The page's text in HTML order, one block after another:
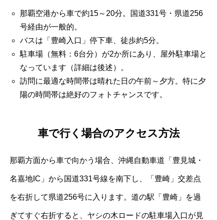
那覇空港から車で約15～20分。国道331号・県道256
号経由が一般的。
バスは「豊崎入口」停下車、徒歩約5分。
駐車場（無料：6台分）が2か所にあり、屋外駐車場と
なっています（詳細は後述）。
訪問に最適な時間帯は晴れた日の午前～夕方。特に夕
陽の時間帯は絶好のフォトチャンスです。
車で行く場合のアクセス方法
那覇方面から車で向かう場合、沖縄自動車道「豊見城・
名嘉地IC」から国道331号線を南下し、「豊崎」交差点
を右折して県道256号に入ります。道の駅「豊崎」を過
ぎてすぐ右折すると、ヤシの木ロードの駐車場入口が見